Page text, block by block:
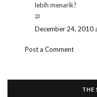
lebih menarik?
;p
December 24, 2010
Post a Comment
THE